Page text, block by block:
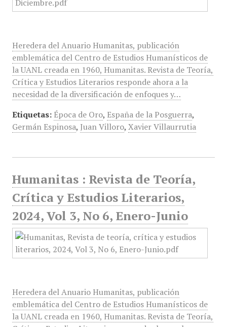
Heredera del Anuario Humanitas, publicación
emblemática del Centro de Estudios Humanísticos de
la UANL creada en 1960, Humanitas. Revista de Teoría,
Crítica y Estudios Literarios responde ahora a la
necesidad de la diversificación de enfoques y…
Etiquetas: Época de Oro, España de la Posguerra,
Germán Espinosa, Juan Villoro, Xavier Villaurrutia
Humanitas : Revista de Teoría,
Crítica y Estudios Literarios,
2024, Vol 3, No 6, Enero-Junio
Heredera del Anuario Humanitas, publicación
emblemática del Centro de Estudios Humanísticos de
la UANL creada en 1960, Humanitas. Revista de Teoría,